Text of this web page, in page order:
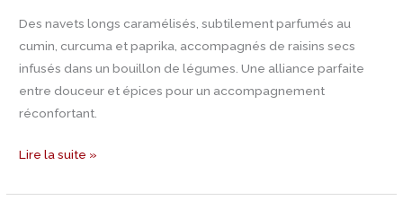
Des navets longs caramélisés, subtilement parfumés au
cumin, curcuma et paprika, accompagnés de raisins secs
infusés dans un bouillon de légumes. Une alliance parfaite
entre douceur et épices pour un accompagnement
réconfortant.
Lire la suite »